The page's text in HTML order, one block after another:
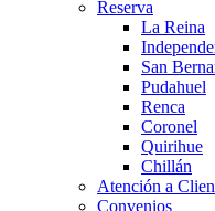
Reserva
La Reina
San
Pudahuel
Renca
Coronel
Quirihue
Chillán
Atención a
Convenios